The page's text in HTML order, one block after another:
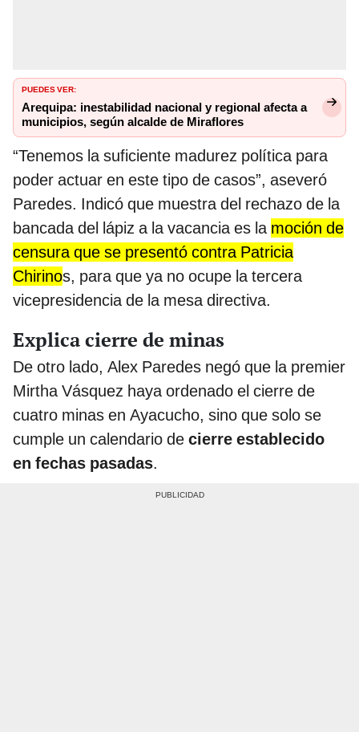
PUEDES VER:
Arequipa: inestabilidad nacional y regional afecta a
municipios, según alcalde de Miraflores
“Tenemos la suficiente madurez política para
poder actuar en este tipo de casos”, aseveró
Paredes. Indicó que muestra del rechazo de la
bancada del lápiz a la vacancia es la moción de
censura que se presentó contra Patricia
Chirinos, para que ya no ocupe la tercera
vicepresidencia de la mesa directiva.
Explica cierre de minas
De otro lado, Alex Paredes negó que la premier
Mirtha Vásquez haya ordenado el cierre de
cuatro minas en Ayacucho, sino que solo se
cumple un calendario de cierre establecido
en fechas pasadas.